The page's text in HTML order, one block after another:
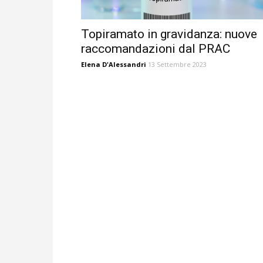
Topiramato in gravidanza: nuove
raccomandazioni dal PRAC
Elena D'Alessandri 13 Settembre 2023